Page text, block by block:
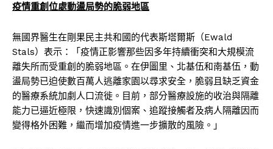
疫情重創位處動盪局勢的脆弱地區
無國界醫生在剛果民主共和國的代表斯塔爾斯（Ewald
Stals）表示：「疫情正影響那些因多年持續衝突和大規模流
離失所而受重創的脆弱地區。在伊圖里、北基伍和南基伍，動
盪局勢已迫使數百萬人逃離家園以尋求安全，脆弱且缺乏資金
的醫療系統加劇人口流徙。目前，部分醫療設施的收治與隔離
能力已逼近極限，快速識別個案、追蹤接觸者及病人隔離因而
變得格外困難，繼而增加疫情進一步擴散的風險。」